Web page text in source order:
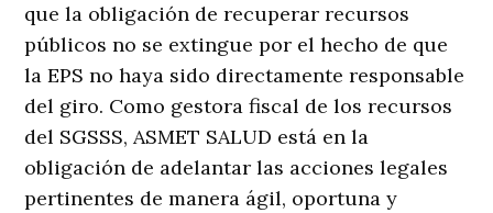
que la obligación de recuperar recursos
públicos no se extingue por el hecho de que
la EPS no haya sido directamente responsable
del giro. Como gestora fiscal de los recursos
del SGSSS, ASMET SALUD está en la
obligación de adelantar las acciones legales
pertinentes de manera ágil, oportuna y